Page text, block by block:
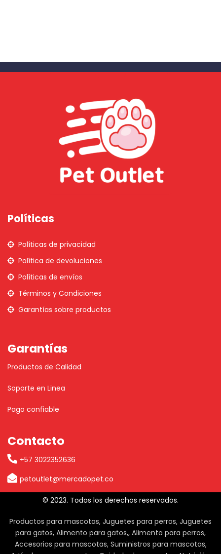
Políticas
Políticas de privacidad
Política de devoluciones
Políticas de envíos
Términos y Condiciones
Garantías sobre productos
Garantías
Productos de Calidad
Soporte en Linea
Pago confiable
Contacto
+57 3022352636
petoutlet@mercadopet.co
© 2023. Todos los derechos reservados.
Productos para mascotas, Juguetes para perros, Juguetes
para gatos, Alimento para gatos,, Alimento para perros,
Accesorios para mascotas, Suministros para mascotas,